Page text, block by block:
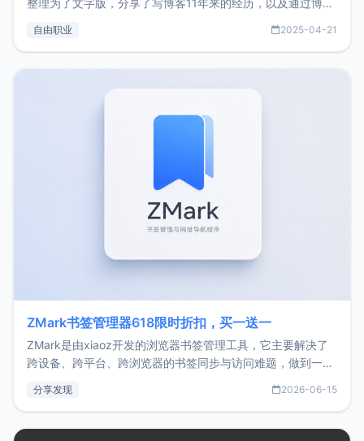
整理为了文字版，分享了写博客11年来的经历，以及通过博客
了我的首个产品ImgURL的真实数据和产品现状。自我介绍大
自由职业 2025-04-21
ZMark书签管理器618限时折扣，买一送一
ZMark是由xiaoz开发的浏览器书签管理工具，它主要解决了
跨设备、跨平台、跨浏览器的书签同步与访问难题，做到一处
用，让管理更高效。ZMark官网地址：
分享发现 2026-06-15